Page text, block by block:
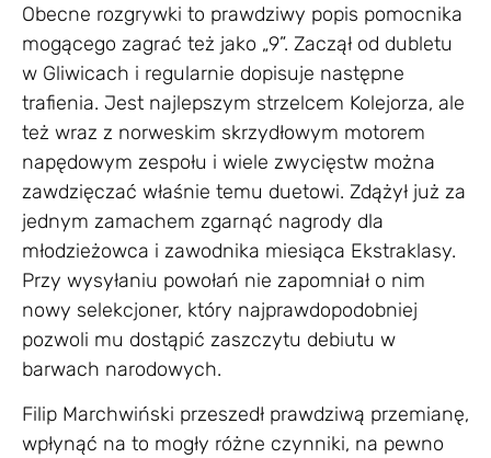
Obecne rozgrywki to prawdziwy popis pomocnika
mogącego zagrać też jako „9”. Zaczął od dubletu
w Gliwicach i regularnie dopisuje następne
trafienia. Jest najlepszym strzelcem Kolejorza, ale
też wraz z norweskim skrzydłowym motorem
napędowym zespołu i wiele zwycięstw można
zawdzięczać właśnie temu duetowi. Zdążył już za
jednym zamachem zgarnąć nagrody dla
młodzieżowca i zawodnika miesiąca Ekstraklasy.
Przy wysyłaniu powołań nie zapomniał o nim
nowy selekcjoner, który najprawdopodobniej
pozwoli mu dostąpić zaszczytu debiutu w
barwach narodowych.
Filip Marchwiński przeszedł prawdziwą przemianę,
wpłynąć na to mogły różne czynniki, na pewno